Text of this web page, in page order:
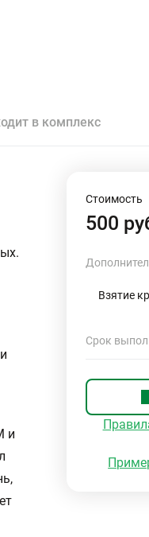
в комплекс
и
Стоимость
500
Взятие
Срок